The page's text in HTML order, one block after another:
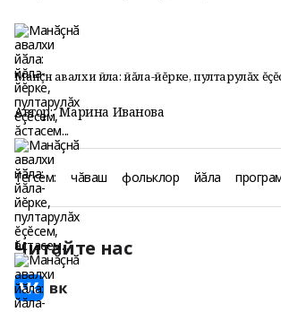
Манӑҫнӑ авалхи йӑла: йăла-йĕрке, пултарулăх
Автор: Марина Иванова
Тегсем: чăваш фольклор йăла
Читайте нас